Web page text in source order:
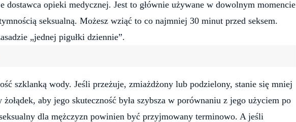
dostawca opieki medycznej. Jest to głównie używane w dowolnym momencie
seksualną. Możesz wziąć to co najmniej 30 minut przed seksem.
„jednej pigułki dziennie”.
szklanką wody. Jeśli przeżuje, zmiażdżony lub podzielony, stanie się mniej
aby jego skuteczność była szybsza w porównaniu z jego użyciem po
dla mężczyzn powinien być przyjmowany terminowo. A jeśli